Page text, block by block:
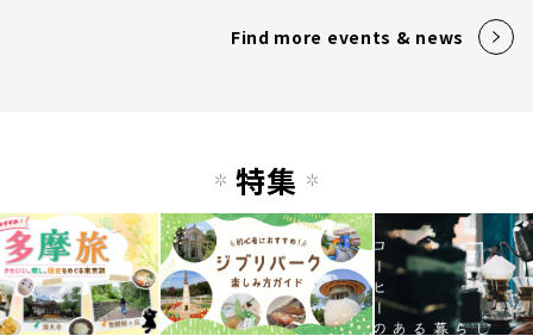
Find more events & news
特集